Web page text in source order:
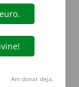
de
.
de
Am donat deja.